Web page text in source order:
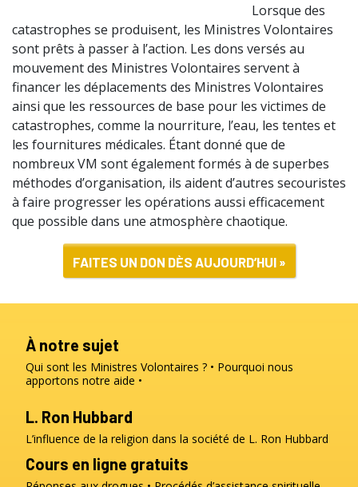
Lorsque des
catastrophes se produisent, les Ministres Volontaires
sont prêts à passer à l’action. Les dons versés au
mouvement des Ministres Volontaires servent à
financer les déplacements des Ministres Volontaires
ainsi que les ressources de base pour les victimes de
catastrophes, comme la nourriture, l’eau, les tentes et
les fournitures médicales. Étant donné que de
nombreux VM sont également formés à de superbes
méthodes d’organisation, ils aident d’autres secouristes
à faire progresser les opérations aussi efficacement
que possible dans une atmosphère chaotique.
FAITES UN DON DÈS AUJOURD’HUI »
À notre sujet
Qui sont les Ministres Volontaires ?
Pourquoi nous
apportons notre aide
L. Ron Hubbard
L’influence de la religion dans la société de L. Ron Hubbard
Cours en ligne gratuits